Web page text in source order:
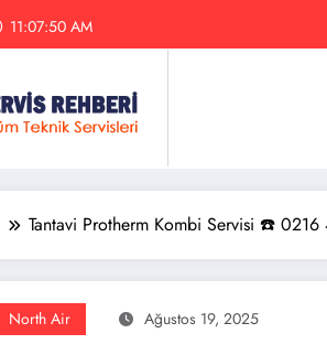
11:07:51 AM
Tantavi Protherm Kombi Servisi ☎️
North Air Ağustos 19, 2025